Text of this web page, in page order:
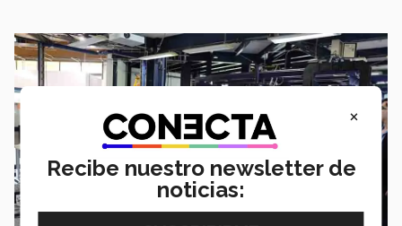
×
Recibe nuestro newsletter de
noticias: